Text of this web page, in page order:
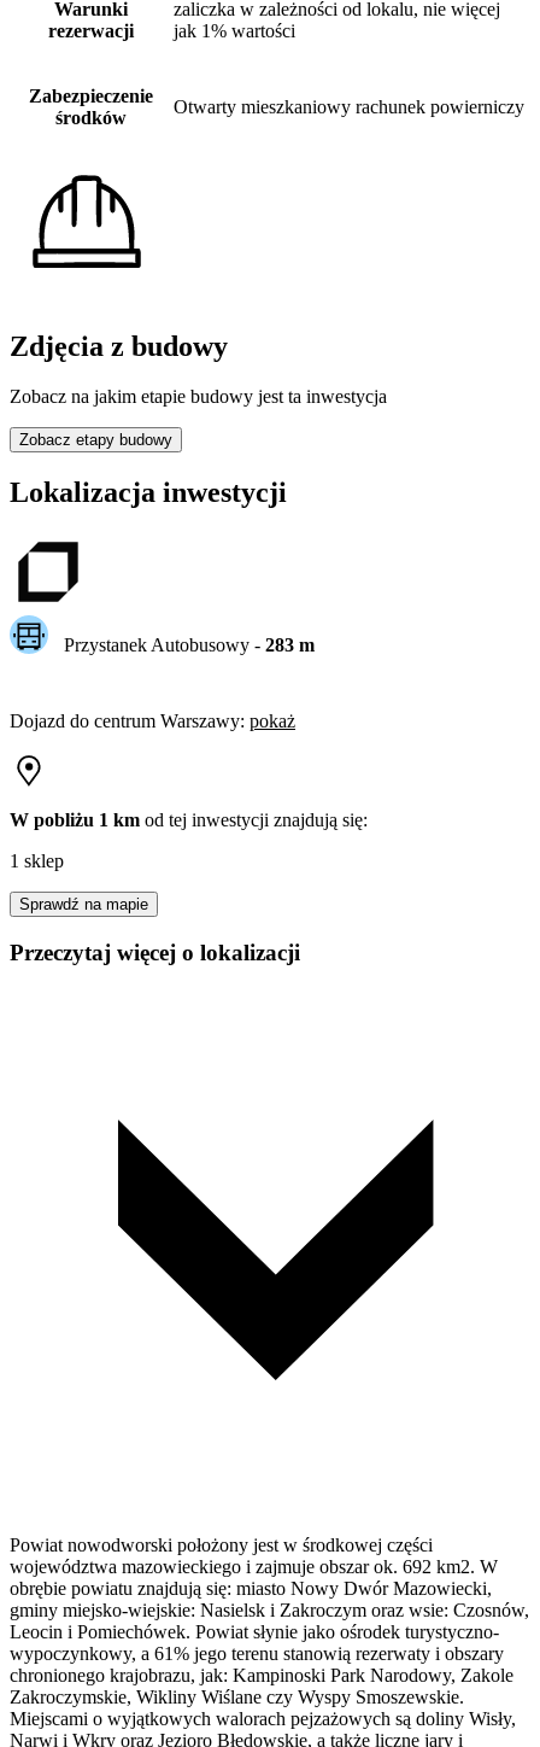
Warunki
rezerwacji
zaliczka w zależności od lokalu, nie więcej
jak 1% wartości
Zabezpieczenie
środków
Otwarty mieszkaniowy rachunek powierniczy
Zdjęcia z budowy
Zobacz na jakim etapie budowy jest ta inwestycja
Zobacz etapy budowy
Lokalizacja inwestycji
Przystanek Autobusowy - 283m
Dojazd do centrum Warszawy: pokaż
W pobliżu 1 km od tej inwestycji znajdują się:
1 sklep
Sprawdź na mapie
Przeczytaj więcej o lokalizacji
Powiat nowodworski położony jest w środkowej części
województwa mazowieckiego i zajmuje obszar ok. 692 km2. W
obrębie powiatu znajdują się: miasto Nowy Dwór Mazowiecki,
gminy miejsko-wiejskie: Nasielsk i Zakroczym oraz wsie: Czosnów,
Leocin i Pomiechówek. Powiat słynie jako ośrodek turystyczno-
wypoczynkowy, a 61% jego terenu stanowią rezerwaty i obszary
chronionego krajobrazu, jak: Kampinoski Park Narodowy, Zakole
Zakroczymskie, Wikliny Wiślane czy Wyspy Smoszewskie.
Miejscami o wyjątkowych walorach pejzażowych są doliny Wisły,
Narwi i Wkry oraz Jezioro Błędowskie, a także liczne jary i